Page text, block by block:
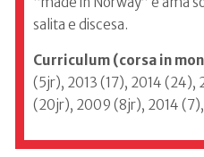
salita e discesa.
Curriculum (corsa in
(5jr), 2013 (17), 2014 (24),
(20jr), 2009 (8jr), 2014 (7),